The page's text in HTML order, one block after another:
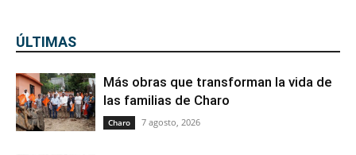
ÚLTIMAS
Más obras que transforman la vida de
las familias de Charo
Charo 7 agosto, 2026